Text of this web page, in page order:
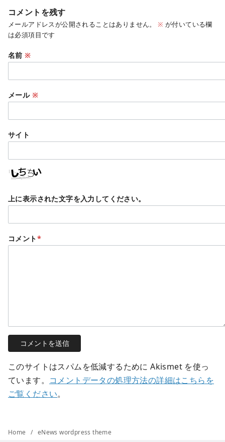
コメントを残す
メールアドレスが公開されることはありません。 ※ が付いている欄
は必須項目です
名前※
メール ※
サイト
上に表示された文字を入力してください。
コメント*
このサイトはスパムを低減するために Akismet を使っ
ています。 コメントデータの処理方法の詳細はこちらを
ご覧ください。
Home eNews wordpress theme